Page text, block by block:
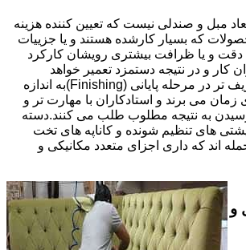
مبل و صندلی نیست که تعیین کننده هزینه
که بسیار کارشده هستند و یا جزییات
دقت و یا ظرافت بیشتری رویشان کارکرد
کار و در نتیجه دستمزد تعمیر خواهد
بود.برخی کارهای ظریف تر در مرحله پایانی (Finishing)به اندازه
زمان می برند و استادکاران با مهارت تر و
به نتیجه مطلوب طلب می کنند.دسته
های تنظیم شونده و کاناپه های تخت
اند که داری اجزای متعدد مکانیکی و
و